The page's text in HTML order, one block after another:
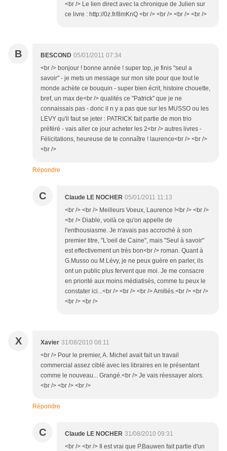
<br /> Le lien direct avec la chronique de Julien sur
ce livre : http://0z.fr/8mKnQ <br /> <br /> <br /> <br />
B BESCOND 05/01/2011 07:34
<br /> bonjour ! bonne année ! super top, je finis "seul a
savoir" - je mets un message sur mon site pour que tout le
monde achète ce bouquin - super bien écrit, histoire chouette,
bref, un max de<br /> qualités ce "Patrick" que je ne
connaissais pas - donc il n y a pas que sur les MUSSO ou les
LEVY qu'il faut se jeter : PATRICK fait partie de mon trio
préféré - vais aller ce jour acheter les 2<br /> autres livres -
Félicitations, heureuse de te connaître ! laurence<br /> <br />
<br />
Répondre
C Claude LE NOCHER 05/01/2011 11:13
<br /> <br /> Meilleurs Voeux, Laurence !<br /> <br />
<br /> Diable, voilà ce qu'on appelle de
l'enthousiasme. Je n'avais pas accroché à son
premier titre, "L'oeil de Caine", mais "Seul à savoir"
est effectivement un très bon<br /> roman. Quant à
G.Musso ou M.Lévy, je ne peux guère en parler, ils
ont un public plus fervent que moi. Je me consacre
en priorité aux moins médiatisés, comme tu peux le
constater ici...<br /> <br /> <br /> Amitiés.<br /> <br />
<br /> <br />
X Xavier 31/08/2010 08:11
<br /> Pour le premier, A. Michel avait fait un travail
commercial assez ciblé avec les libraires en le présentant
comme le nouveau... Grangé.<br /> Je vais réessayer alors.
<br /> <br /> <br />
Répondre
C Claude LE NOCHER 31/08/2010 09:31
<br /> <br /> Il est vrai que P.Bauwen fait partie d'un